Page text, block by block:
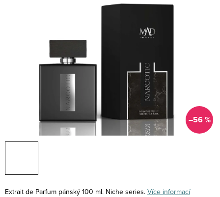
–56 %
Extrait de Parfum pánský 100 ml. Niche series. Více informací